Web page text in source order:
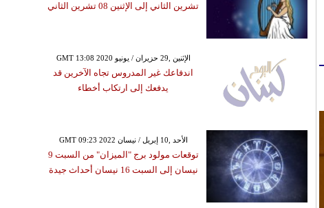
تشرين الثاني إلى الإثنين 08 تشرين الثاني
GMT 13:08 2020 الإثنين ,29 حزيران / يونيو
اندفاعك غير المدروس تجاه الآخرين قد
يدفعك إلى ارتكاب أخطاء
GMT 09:23 2022 الأحد ,10 إبريل / نيسان
توقعات مولود برج "الميزان" من السبت 9
نيسان إلى السبت 16 نيسان أحداث جيدة